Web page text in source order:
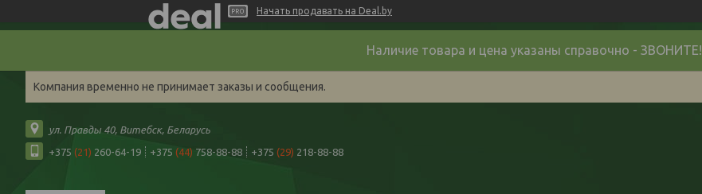
Начать продавать на Deal.by
Наличие товара и цена указаны справочно - ЗВОНИТЕ!
Компания временно не принимает заказы и сообщения.
ул. Правды 40, Витебск, Беларусь
+375 (21) 260-64-19 +375 (44) 758-88-88 +375 (29) 218-88-88